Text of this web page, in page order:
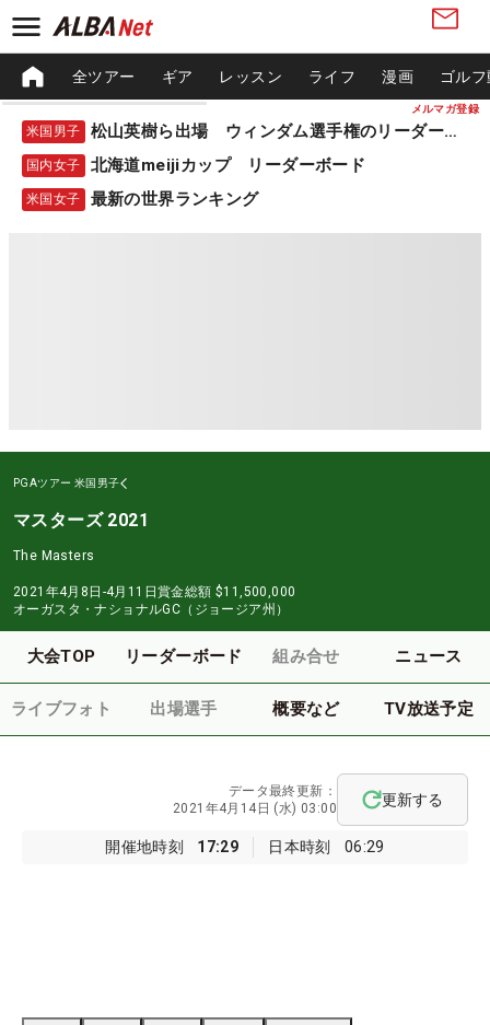
メルマガ登録
全ツアー ギア レッスン ライフ 漫画 ゴル
米国男子 松山英樹ら出場 ウィンダム選手権のリーダーボード
国内女子 北海道meijiカップ リーダーボード
米国女子 最新の世界ランキング
PGAツアー 米国男子
マスターズ 2021
The Masters
2021年4月8日-4月11日賞金総額 $11,500,000
オーガスタ・ナショナルGC（ジョージア州）
大会TOP リーダーボード 組み合せ ニュース
ライブフォト 出場選手 概要など TV放送予定
開催地時刻 17:29 日本時刻 06:29
データ最終更新：
2021年4月14日 (水) 03:00
更新する